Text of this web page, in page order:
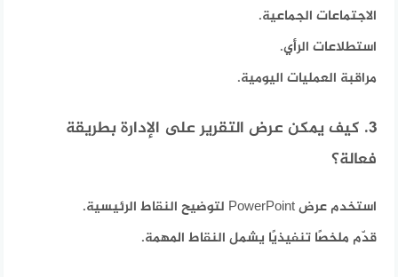
الاجتماعات الجماعية.
استطلاعات الرأي.
مراقبة العمليات اليومية.
3. كيف يمكن عرض التقرير على الإدارة بطريقة
فعالة؟
استخدم عرض PowerPoint لتوضيح النقاط الرئيسية.
قدّم ملخصًا تنفيذيًا يشمل النقاط المهمة.